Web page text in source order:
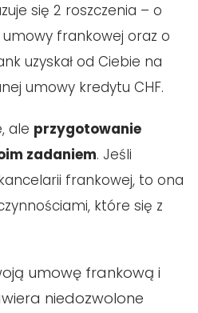
się 2 roszczenia – o
frankowej oraz o
uzyskał od Ciebie na
umowy kredytu CHF.
ale przygotowanie
zadaniem. Jeśli
frankowej, to ona
które się z
umowę frankową i
niedozwolone